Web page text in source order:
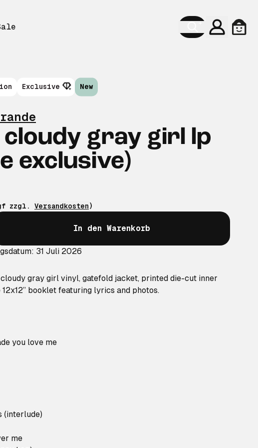
Konto
cloudy gray girl lp
exclusive)
zzgl. Versandkosten)
In den Warenkorb
31 Juli 2026
gray girl vinyl, gatefold jacket, printed die-cut inner
12x12” booklet featuring lyrics and photos.
you love me
(interlude)
me
Exclusive New